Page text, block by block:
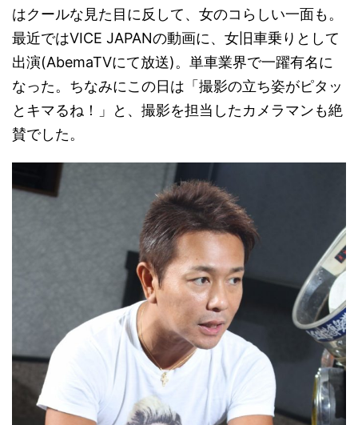
はクールな見た目に反して、女のコらしい一面も。
最近ではVICE JAPANの動画に、女旧車乗りとして
出演(AbemaTVにて放送)。単車業界で一躍有名に
なった。ちなみにこの日は「撮影の立ち姿がピタッ
とキマるね！」と、撮影を担当したカメラマンも絶
賛でした。